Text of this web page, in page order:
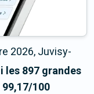
2026, Juvisy-
les 897 grandes
99,17/100